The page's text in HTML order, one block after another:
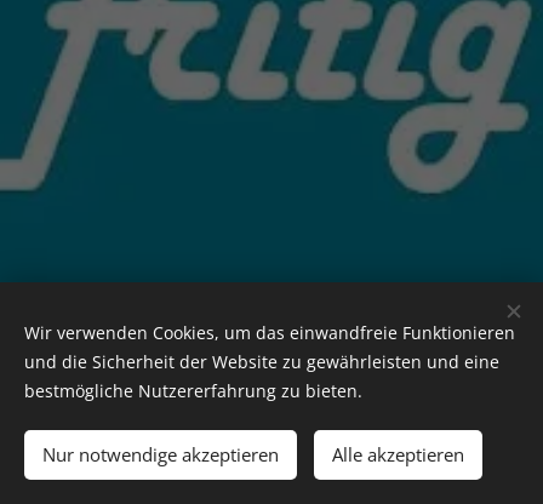
Holzmichl's Alpakas 2021 | alle Rechte vorbehalten
Allgemeine Geschäftsbedingungen Cookies
Wir verwenden Cookies, um das einwandfreie Funktionieren
und die Sicherheit der Website zu gewährleisten und eine
bestmögliche Nutzererfahrung zu bieten.
Nur notwendige akzeptieren Alle akzeptieren